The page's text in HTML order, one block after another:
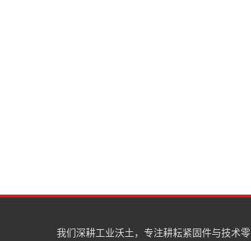
我们深耕工业沃土，专注耕耘紧固件与技术零